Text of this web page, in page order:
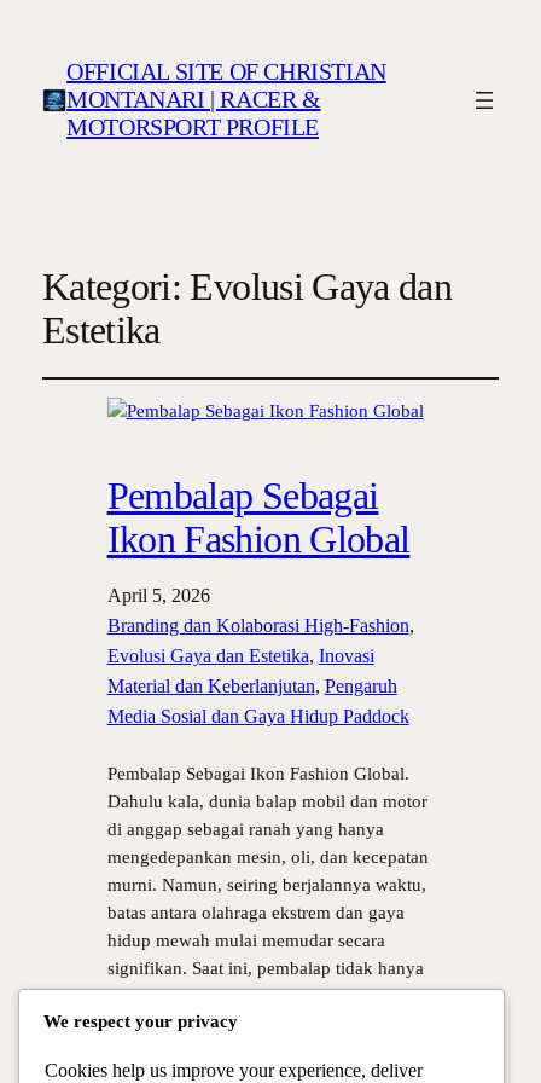
OFFICIAL SITE OF CHRISTIAN
MONTANARI | RACER &
MOTORSPORT PROFILE
Kategori: Evolusi Gaya dan
Estetika
Pembalap Sebagai
Ikon Fashion Global
April 5, 2026
Branding dan Kolaborasi High-Fashion
Evolusi Gaya dan Estetika, Inovasi
Material dan Keberlanjutan, Pengaruh
Media Sosial dan Gaya Hidup Paddock
Pembalap Sebagai Ikon Fashion Global.
Dahulu kala, dunia balap mobil dan motor
di anggap sebagai ranah yang hanya
mengedepankan mesin, oli, dan kecepatan
murni. Namun, seiring berjalannya waktu,
batas antara olahraga ekstrem dan gaya
hidup mewah mulai memudar secara
signifikan. Saat ini, pembalap tidak hanya
di kenal karena kelihaian mereka melibas
tikungan tajam, tetapi juga…
We respect your privacy
Cookies help us improve your experience, deliver